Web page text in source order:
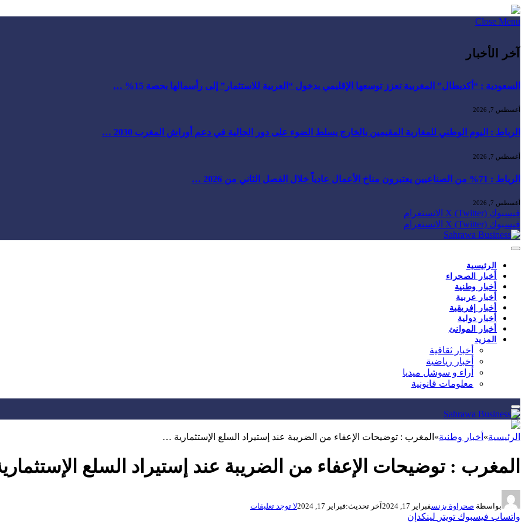
Close Menu
آخر الأخبار
السعودية : “أكديطال” المغربية تعزز توسعها الإقليمي بدخول “العربية للاستثمار” إلى رأسمالها بحصة 15% …
أغسطس 7, 2026
الرباط : اليوم الوطني للمغاربة المقيمين بالخارج يسلط الضوء على دور الجالية في دعم أوراش المغرب 2030 …
أغسطس 7, 2026
الرباط : 71% من الصناعيين يعتبرون مناخ الأعمال عادياً خلال الفصل الثاني من 2026 …
أغسطس 7, 2026
فيسبوك X (Twitter) الانستغرام
فيسبوك X (Twitter) الانستغرام
الرئيسية
أخبار الصحراء
أخبار وطنية
أخبار عربية
أخبار إفريقية
أخبار دولية
أخبار الموانئ
المزيد
أخبار ثقافية
أخبار رياضية
أراء و سوشل ميديا
معلومات قانونية
الرئيسية» أخبار وطنية» المغرب : توضيحات الإعفاء من الضريبة عند إستيراد السلع الإستثمارية …
المغرب : توضيحات الإعفاء من الضريبة عند إستيراد السلع
بواسطة صحراوة بزنسفبراير 17, 2024 آخر تحديث:فبراير 17, 2024 لا توجد تعليقات
واتساب فيسبوك تويتر لينكدإن